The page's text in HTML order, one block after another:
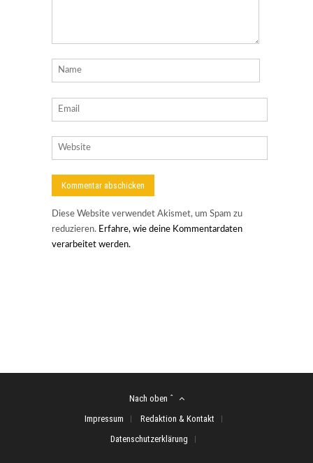
Diese Website verwendet Akismet, um Spam zu
reduzieren. Erfahre, wie deine Kommentardaten
verarbeitet werden.
Nach oben ˆ
Impressum
Redaktion & Kontakt
Datenschutzerklärung